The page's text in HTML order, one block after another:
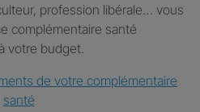
profession libérale… vous
complémentaire santé
votre budget.
de votre complémentaire
santé